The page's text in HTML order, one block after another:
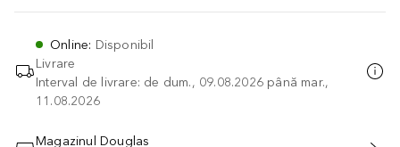
Online: Disponibil
Livrare
Interval de livrare: de dum., 09.08.2026 până mar.,
11.08.2026
Magazinul Douglas